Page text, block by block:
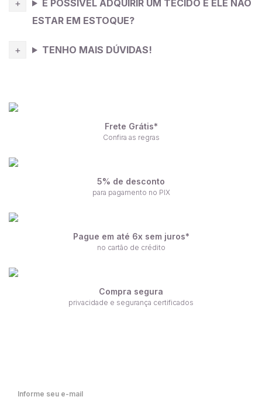
É POSSÍVEL ADQUIRIR UM TECIDO E ELE NÃO
ESTAR EM ESTOQUE?
TENHO MAIS DÚVIDAS!
Frete Grátis*
Confira as regras
5% de desconto
para pagamento no PIX
Pague em até 6x sem juros*
no cartão de crédito
Compra segura
privacidade e segurança certificados